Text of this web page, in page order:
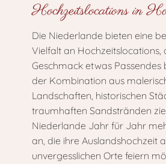
Hochzeitslocations in
Die Niederlande bieten eine
Vielfalt an Hochzeitslocations,
Geschmack etwas Passendes
der Kombination aus
Landschaften, historischen
traumhaften Sandstränden
Niederlande Jahr für Jahr
an, die ihre Auslandshochzeit
unvergesslichen Orte feiern